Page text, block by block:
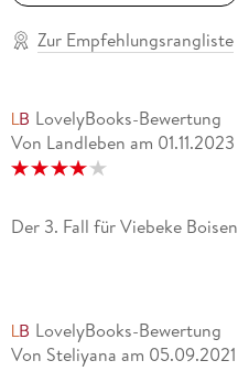
Zur Empfehlungsrangliste
LovelyBooks-Bewertung
Von Landleben am 01.11.2023
Der 3. Fall für Viebeke Boisen
LovelyBooks-Bewertung
Von Steliyana am 05.09.2021